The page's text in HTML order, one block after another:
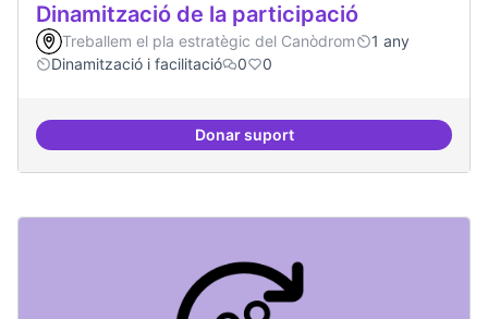
Dinamització de la participació
Treballem el pla estratègic del Canòdrom
1 any
Dinamització i facilitació
0 0
Donar suportDinamització de la participació